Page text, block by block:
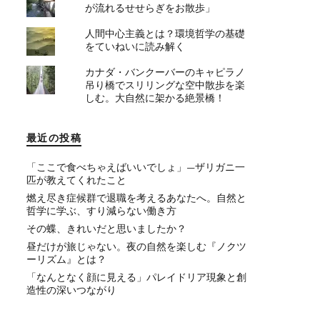
が流れるせせらぎをお散歩」
人間中心主義とは？環境哲学の基礎
をていねいに読み解く
カナダ・バンクーバーのキャピラノ
吊り橋でスリリングな空中散歩を楽
しむ。大自然に架かる絶景橋！
最近の投稿
「ここで食べちゃえばいいでしょ」—ザリガニ一
匹が教えてくれたこと
燃え尽き症候群で退職を考えるあなたへ。自然と
哲学に学ぶ、すり減らない働き方
その蝶、きれいだと思いましたか？
昼だけが旅じゃない。夜の自然を楽しむ『ノクツ
ーリズム』とは？
「なんとなく顔に見える」パレイドリア現象と創
造性の深いつながり